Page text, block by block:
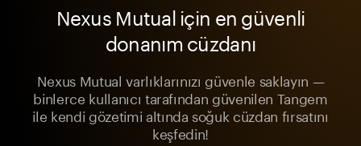
Nexus Mutual için en güvenli
donanım cüzdanı
Nexus Mutual varlıklarınızı güvenle saklayın —
binlerce kullanıcı tarafından güvenilen Tangem
ile kendi gözetimi altında soğuk cüzdan fırsatını
keşfedin!